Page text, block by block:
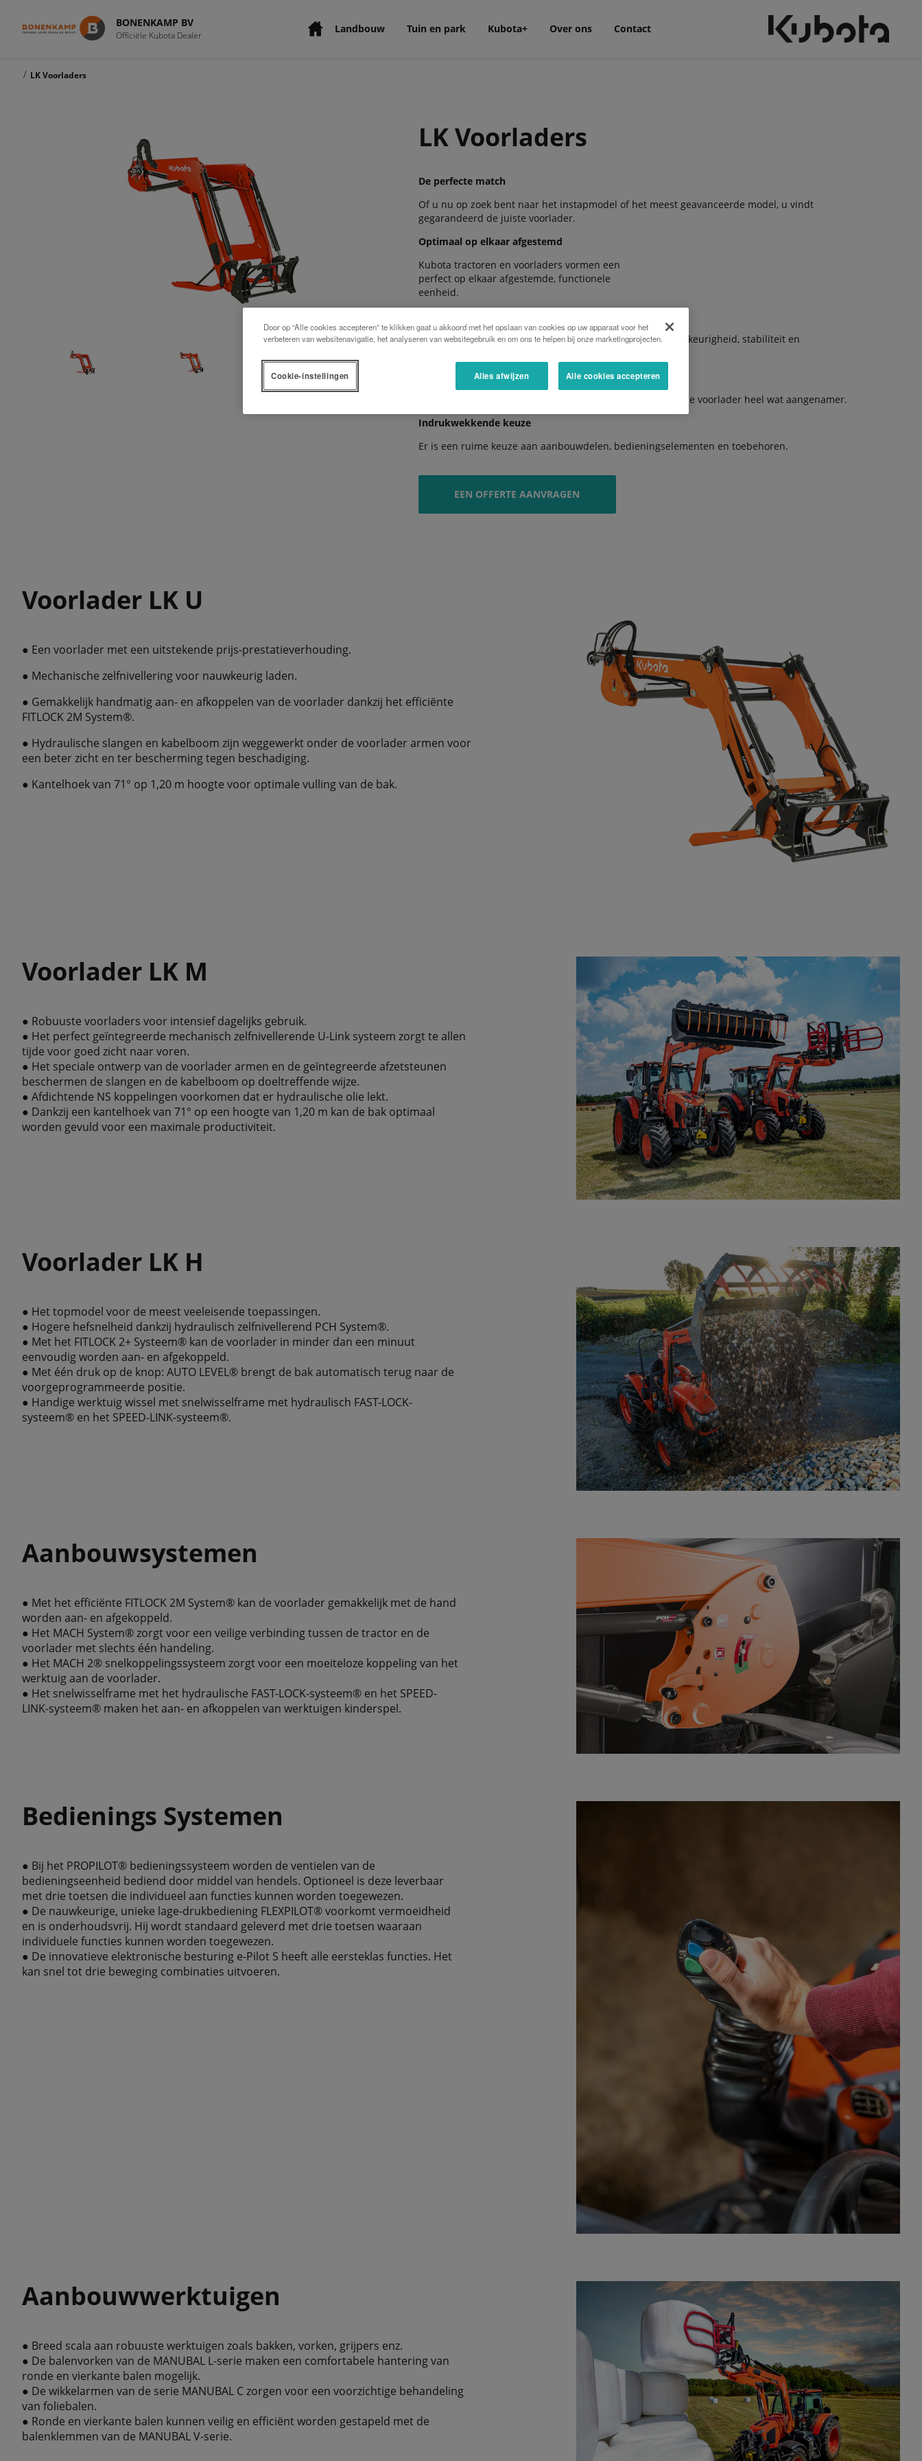
BONENKAMP BV
Officiële Kubota Dealer Landbouw Tuin en park Kubota+ Over ons Contact
/ LK Voorladers
LK Voorladers
De perfecte match
Of u nu op zoek bent naar het instapmodel of het meest geavanceerde model, u vindt
gegarandeerd de juiste voorlader.
Optimaal op elkaar afgestemd
Kubota tractoren en voorladers vormen een
perfect op elkaar afgestemde, functionele
eenheid.
Deze moderne voorladers overtuigen door hun hoge nauwkeurigheid, stabiliteit en
Uiterst innovatief
Innovatieve systemen en functies maken het werken met de voorlader heel wat aangenamer.
Indrukwekkende keuze
Er is een ruime keuze aan aanbouwdelen, bedieningselementen en toebehoren.
EEN OFFERTE AANVRAGEN
Voorlader LK U
● Een voorlader met een uitstekende prijs-prestatieverhouding.
● Mechanische zelfnivellering voor nauwkeurig laden.
● Gemakkelijk handmatig aan- en afkoppelen van de voorlader dankzij het efficiënte
FITLOCK 2M System®.
● Hydraulische slangen en kabelboom zijn weggewerkt onder de voorlader armen voor
een beter zicht en ter bescherming tegen beschadiging.
● Kantelhoek van 71° op 1,20 m hoogte voor optimale vulling van de bak.
Voorlader LK M
● Robuuste voorladers voor intensief dagelijks gebruik.
● Het perfect geïntegreerde mechanisch zelfnivellerende U-Link systeem zorgt te allen
tijde voor goed zicht naar voren.
● Het speciale ontwerp van de voorlader armen en de geïntegreerde afzetsteunen
beschermen de slangen en de kabelboom op doeltreffende wijze.
● Afdichtende NS koppelingen voorkomen dat er hydraulische olie lekt.
● Dankzij een kantelhoek van 71° op een hoogte van 1,20 m kan de bak optimaal
worden gevuld voor een maximale productiviteit.
Voorlader LK H
● Het topmodel voor de meest veeleisende toepassingen.
● Hogere hefsnelheid dankzij hydraulisch zelfnivellerend PCH System®.
● Met het FITLOCK 2+ Systeem® kan de voorlader in minder dan een minuut
eenvoudig worden aan- en afgekoppeld.
● Met één druk op de knop: AUTO LEVEL® brengt de bak automatisch terug naar de
voorgeprogrammeerde positie.
● Handige werktuig wissel met snelwisselframe met hydraulisch FAST-LOCK-
systeem® en het SPEED-LINK-systeem®.
Aanbouwsystemen
● Met het efficiënte FITLOCK 2M System® kan de voorlader gemakkelijk met de hand
worden aan- en afgekoppeld.
● Het MACH System® zorgt voor een veilige verbinding tussen de tractor en de
voorlader met slechts één handeling.
● Het MACH 2® snelkoppelingssysteem zorgt voor een moeiteloze koppeling van het
werktuig aan de voorlader.
● Het snelwisselframe met het hydraulische FAST-LOCK-systeem® en het SPEED-
LINK-systeem® maken het aan- en afkoppelen van werktuigen kinderspel.
Bedienings Systemen
● Bij het PROPILOT® bedieningssysteem worden de ventielen van de
bedieningseenheid bediend door middel van hendels. Optioneel is deze leverbaar
met drie toetsen die individueel aan functies kunnen worden toegewezen.
● De nauwkeurige, unieke lage-drukbediening FLEXPILOT® voorkomt vermoeidheid
en is onderhoudsvrij. Hij wordt standaard geleverd met drie toetsen waaraan
individuele functies kunnen worden toegewezen.
● De innovatieve elektronische besturing e-Pilot S heeft alle eersteklas functies. Het
kan snel tot drie beweging combinaties uitvoeren.
Aanbouwwerktuigen
● Breed scala aan robuuste werktuigen zoals bakken, vorken, grijpers enz.
● De balenvorken van de MANUBAL L-serie maken een comfortabele hantering van
ronde en vierkante balen mogelijk.
● De wikkelarmen van de serie MANUBAL C zorgen voor een voorzichtige behandeling
van foliebalen.
● Ronde en vierkante balen kunnen veilig en efficiënt worden gestapeld met de
balenklemmen van de MANUBAL V-serie.
Door op “Alle cookies accepteren” te klikken gaat u akkoord met het opslaan van cookies op uw apparaat voor het
verbeteren van websitenavigatie, het analyseren van websitegebruik en om ons te helpen bij onze marketingprojecten.
Alles afwijzen Alle cookies accepteren
Cookie-instellingen